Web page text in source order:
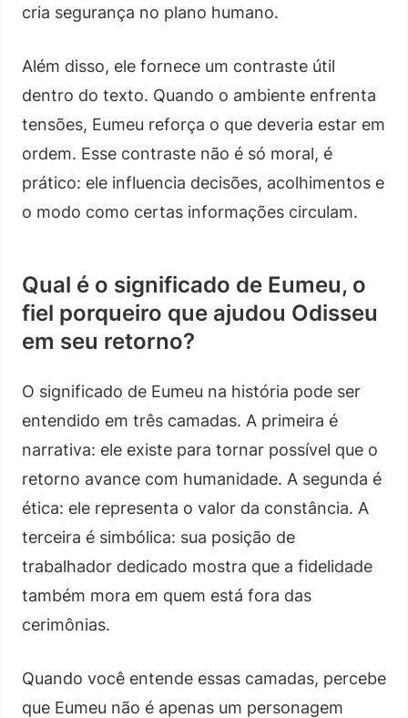
cria segurança no plano humano.
Além disso, ele fornece um contraste útil
dentro do texto. Quando o ambiente enfrenta
tensões, Eumeu reforça o que deveria estar em
ordem. Esse contraste não é só moral, é
prático: ele influencia decisões, acolhimentos e
o modo como certas informações circulam.
Qual é o significado de Eumeu, o
fiel porqueiro que ajudou Odisseu
em seu retorno?
O significado de Eumeu na história pode ser
entendido em três camadas. A primeira é
narrativa: ele existe para tornar possível que o
retorno avance com humanidade. A segunda é
ética: ele representa o valor da constância. A
terceira é simbólica: sua posição de
trabalhador dedicado mostra que a fidelidade
também mora em quem está fora das
cerimônias.
Quando você entende essas camadas, percebe
que Eumeu não é apenas um personagem